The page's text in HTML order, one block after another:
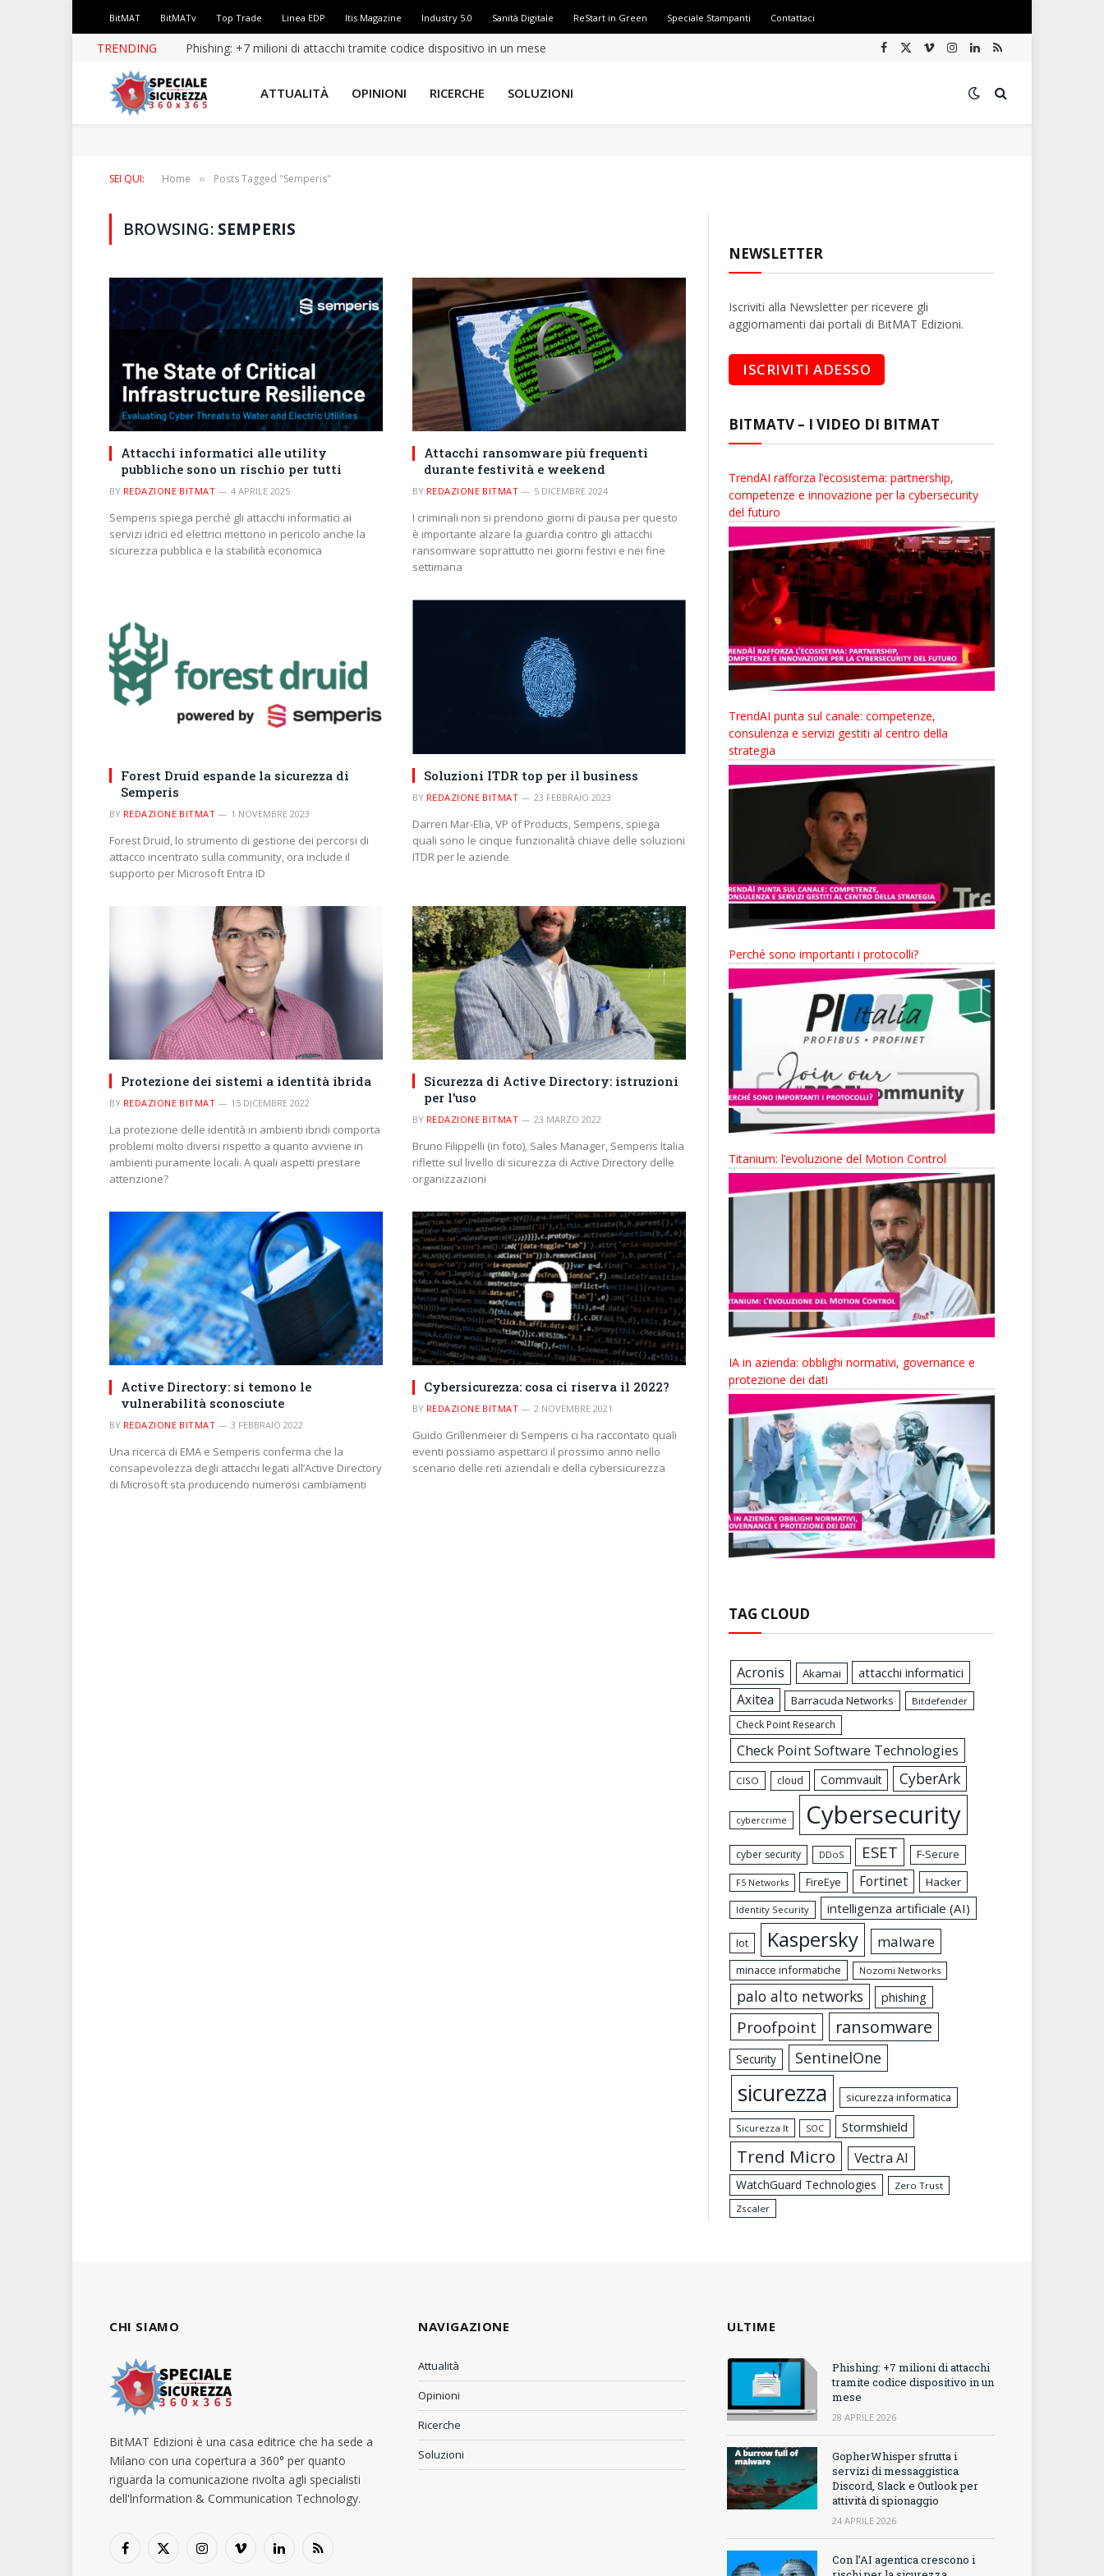
BitMAT BitMATv Top Trade Linea EDP Itis Magazine Industry 5.0 Sanità Digitale ReStart in Green Speciale Stampanti Contattaci
TRENDING Phishing: +7 milioni di attacchi tramite codice dispositivo in un mese Facebook
X
VimeoInstagram
LinkedIn
RSS
ATTUALITÀ OPINIONI RICERCHE SOLUZIONI
SEI QUI: Home » Posts Tagged "Semperis"
BROWSING: SEMPERIS
Attacchi informatici alle utility
pubbliche sono un rischio per tutti
BY REDAZIONE BITMAT 4 APRILE 2025
Semperis spiega perché gli attacchi informatici ai
servizi idrici ed elettrici mettono in pericolo anche la
sicurezza pubblica e la stabilità economica
Attacchi ransomware più frequenti
durante festività e weekend
BY REDAZIONE BITMAT 5 DICEMBRE 2024
I criminali non si prendono giorni di pausa per questo
è importante alzare la guardia contro gli attacchi
ransomware soprattutto nei giorni festivi e nei fine
settimana
Forest Druid espande la sicurezza di
Semperis
BY REDAZIONE BITMAT 1 NOVEMBRE 2023
Forest Druid, lo strumento di gestione dei percorsi di
attacco incentrato sulla community, ora include il
supporto per Microsoft Entra ID
Soluzioni ITDR top per il business
BY REDAZIONE BITMAT 23 FEBBRAIO 2023
Darren Mar-Elia, VP of Products, Semperis, spiega
quali sono le cinque funzionalità chiave delle soluzioni
ITDR per le aziende
Protezione dei sistemi a identità ibrida
BY REDAZIONE BITMAT 15 DICEMBRE 2022
La protezione delle identità in ambienti ibridi comporta
problemi molto diversi rispetto a quanto avviene in
ambienti puramente locali. A quali aspetti prestare
attenzione?
Sicurezza di Active Directory: istruzioni
per l’uso
BY REDAZIONE BITMAT 23 MARZO 2022
Bruno Filippelli (in foto), Sales Manager, Semperis Italia
riflette sul livello di sicurezza di Active Directory delle
organizzazioni
Active Directory: si temono le
vulnerabilità sconosciute
BY REDAZIONE BITMAT 3 FEBBRAIO 2022
Una ricerca di EMA e Semperis conferma che la
consapevolezza degli attacchi legati all’Active Directory
di Microsoft sta producendo numerosi cambiamenti
Cybersicurezza: cosa ci riserva il 2022?
BY REDAZIONE BITMAT 2 NOVEMBRE 2021
Guido Grillenmeier di Semperis ci ha raccontato quali
eventi possiamo aspettarci il prossimo anno nello
scenario delle reti aziendali e della cybersicurezza
NEWSLETTER
Iscriviti alla Newsletter per ricevere gli
aggiornamenti dai portali di BitMAT Edizioni.
BITMATV – I VIDEO DI BITMAT
TrendAI rafforza l’ecosistema: partnership,
competenze e innovazione per la cybersecurity
del futuro
TrendAI punta sul canale: competenze,
consulenza e servizi gestiti al centro della
strategia
Perché sono importanti i protocolli?
Titanium: l’evoluzione del Motion Control
IA in azienda: obblighi normativi, governance e
protezione dei dati
TAG CLOUD
Acronis Akamai attacchi informatici
Axitea Barracuda Networks Bitdefender
Check Point Research
Check Point Software Technologies
CISO cloud Commvault CyberArk
cybercrime Cybersecurity
cyber security DDoS ESET F-Secure
F5 Networks FireEye Fortinet Hacker
Identity Security intelligenza artificiale (AI)
Iot Kaspersky malware
minacce informatiche Nozomi Networks
palo alto networks phishing
Proofpoint ransomware
Security SentinelOne
sicurezza sicurezza informatica
Sicurezza It SOC Stormshield
Trend Micro Vectra AI
WatchGuard Technologies
Zero Trust
Zscaler
CHI SIAMO
BitMAT Edizioni è una casa editrice che ha sede a
Milano con una copertura a 360° per quanto
riguarda la comunicazione rivolta agli specialisti
dell'lnformation & Communication Technology.
Facebook
X
InstagramVimeo LinkedInRSS
NAVIGAZIONE
Attualità
Opinioni
Ricerche
Soluzioni
ULTIME
Phishing: +7 milioni di attacchi
tramite codice dispositivo in un
mese
28 APRILE 2026
GopherWhisper sfrutta i
servizi di messaggistica
Discord, Slack e Outlook per
attività di spionaggio
24 APRILE 2026
Con l’AI agentica crescono i